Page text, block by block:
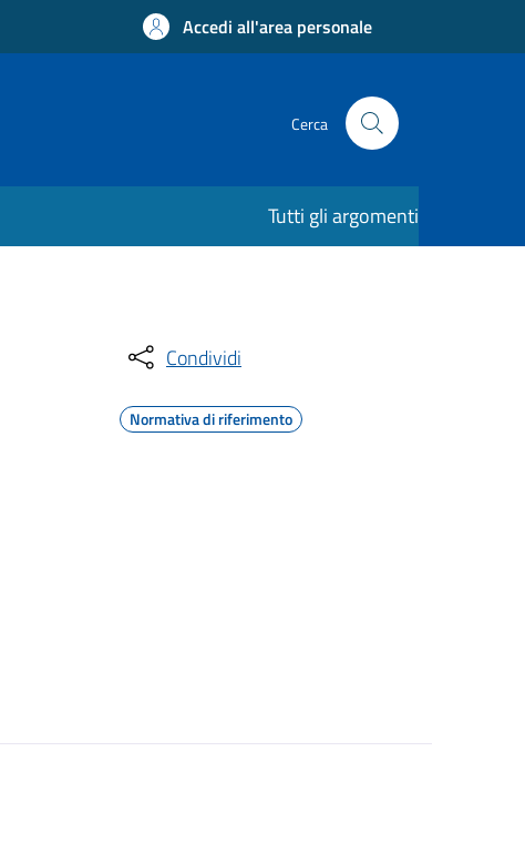
Accedi all'area personale
Cerca
Tutti gli argomenti
Condividi
Normativa di riferimento